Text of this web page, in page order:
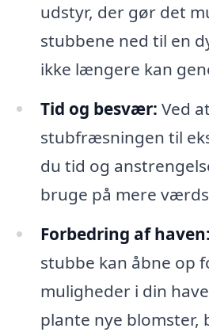
udstyr, der gør det
stubbene ned til en
ikke længere kan
Tid og besvær: Ved
stubfræsningen til
du tid og
bruge på mere
Forbedring af haven:
stubbe kan åbne op
muligheder i din
plante nye blomster,